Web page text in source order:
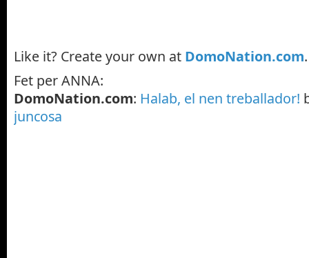
Like it? Create your own at DomoNation.com
Fet per ANNA:
DomoNation.com: Halab, el nen treballador!
juncosa